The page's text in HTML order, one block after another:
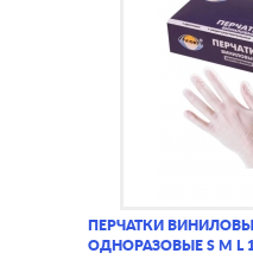
ПЕРЧАТКИ
ОДНОРАЗОВЫЕ S M L